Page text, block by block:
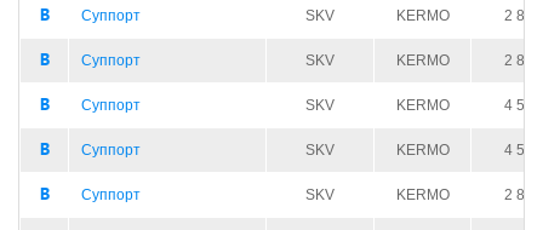
Суппорт SKV KERMO 2 810
Суппорт SKV KERMO 2 810
Суппорт SKV KERMO 4 500
Суппорт SKV KERMO 4 500
Суппорт SKV KERMO 2 850